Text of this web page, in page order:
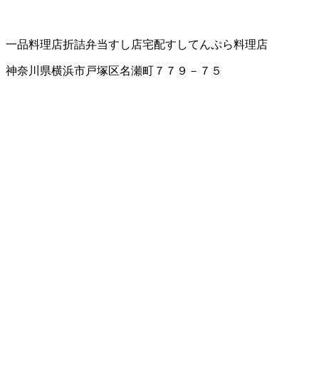
一品料理店折詰弁当すし店宅配すしてんぷら料理店
神奈川県横浜市戸塚区名瀬町７７９－７５